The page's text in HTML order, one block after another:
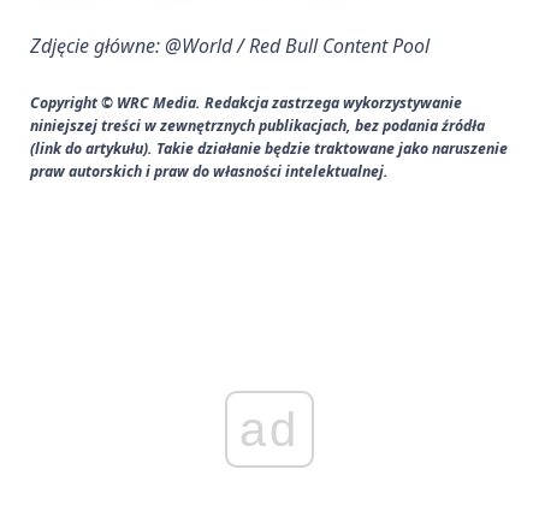
Zdjęcie główne: @World / Red Bull Content Pool
Copyright © WRC Media. Redakcja zastrzega wykorzystywanie
niniejszej treści w zewnętrznych publikacjach, bez podania źródła
(link do artykułu). Takie działanie będzie traktowane jako naruszenie
praw autorskich i praw do własności intelektualnej.
ad